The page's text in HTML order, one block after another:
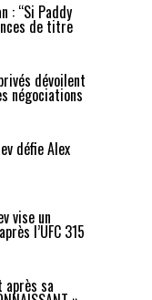
: “Si Paddy
de titre
dévoilent
négociations
défie Alex
vise un
l’UFC 315
après sa